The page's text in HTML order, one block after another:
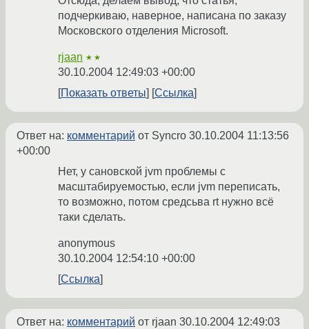
подчеркиваю, наверное, написана по заказу
Московского отделения Microsoft.
rjaan ★★
30.10.2004 12:49:03 +00:00
Показать ответы
Ссылка
Ответ на: комментарий от Syncro 30.10.2004 11:13:56
+00:00
Нет, у сановской jvm проблемы с
масштабируемостью, если jvm переписать,
то возможно, потом средсьва rt нужно вcё
таки сделать.
anonymous
30.10.2004 12:54:10 +00:00
Ссылка
Ответ на: комментарий от rjaan 30.10.2004 12:49:03